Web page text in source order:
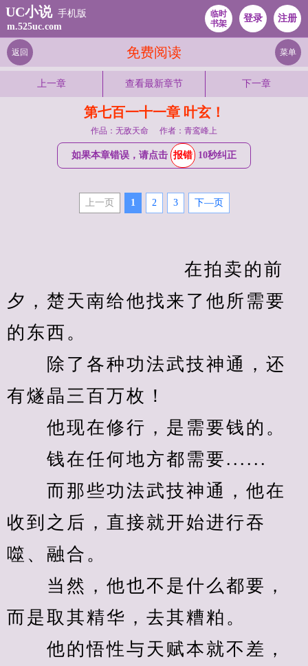
UC小说 手机版
m.525uc.com
临时
书架
登录 注册
免费阅读
返回 菜单
上一章 查看最新章节 下一章
第七百一十一章 叶玄！
作品：无敌天命 作者：青鸾峰上
如果本章错误，请点击 报错 10秒纠正
上一页 1 2 3 下—页
在拍卖的前
夕，楚天南给他找来了他所需要
的东西。
除了各种功法武技神通，还
有燧晶三百万枚！
他现在修行，是需要钱的。
钱在任何地方都需要......
而那些功法武技神通，他在
收到之后，直接就开始进行吞
噬、融合。
当然，他也不是什么都要，
而是取其精华，去其糟粕。
他的悟性与天赋本就不差，